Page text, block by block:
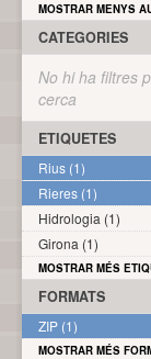
MOSTRAR MENYS
CATEGORIES
No hi ha filtres
cerca
ETIQUETES
Rius (1)
Rieres (1)
Hidrologia (1)
Girona (1)
MOSTRAR MÉS
FORMATS
ZIP (1)
MOSTRAR MÉS